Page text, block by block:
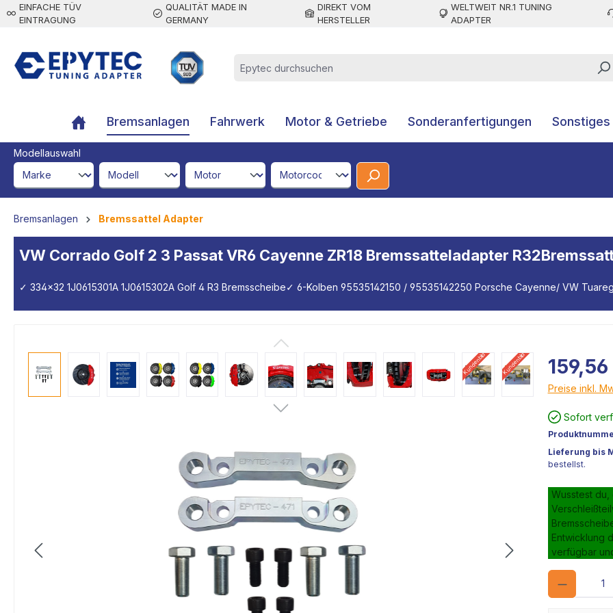
springen
EINFACHE TÜV
EINTRAGUNG
QUALITÄT MADE IN
GERMANY
DIREKT VOM
HERSTELLER
WELTWEIT NR.1 TUNING
ADAPTER
Bremsanlagen Fahrwerk Motor & Getriebe Sonderanfertigungen Sonstiges
Modellauswahl
brandId
modelId engineId engineCodeId
Bremsanlagen Bremssattel Adapter
VW Corrado Golf 2 3 Passat VR6 Cayenne ZR18 Bremssatteladapter
✓ 334x32 1J0615301A 1J0615302A Golf 4 R3 Bremsscheibe✓ 6-Kolben 95535142150 / 95535142250 Porsche Cayenne/ VW
Kundenbild Kundenbild
Preise inkl.
Sofort
Lieferung bis
bestellst.
Wusstest du,
Entwicklung
verfügbar